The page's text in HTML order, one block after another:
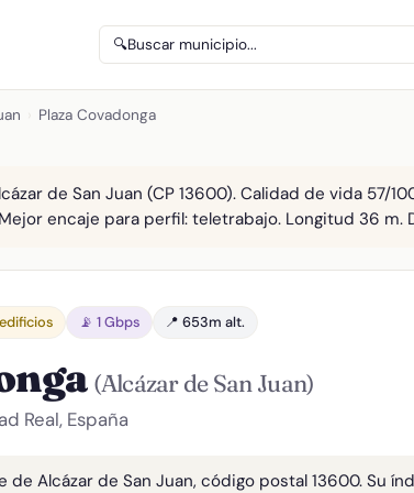
🔍Buscar municipio...
Plaza Covadonga
de San Juan (CP 13600). Calidad de vida 57/
encaje para perfil: teletrabajo. Longitud 36 m.
📡 1 Gbps 📍 653m alt.
(Alcázar de San Juan)
Real, España
de Alcázar de San Juan, código postal 13600. Su